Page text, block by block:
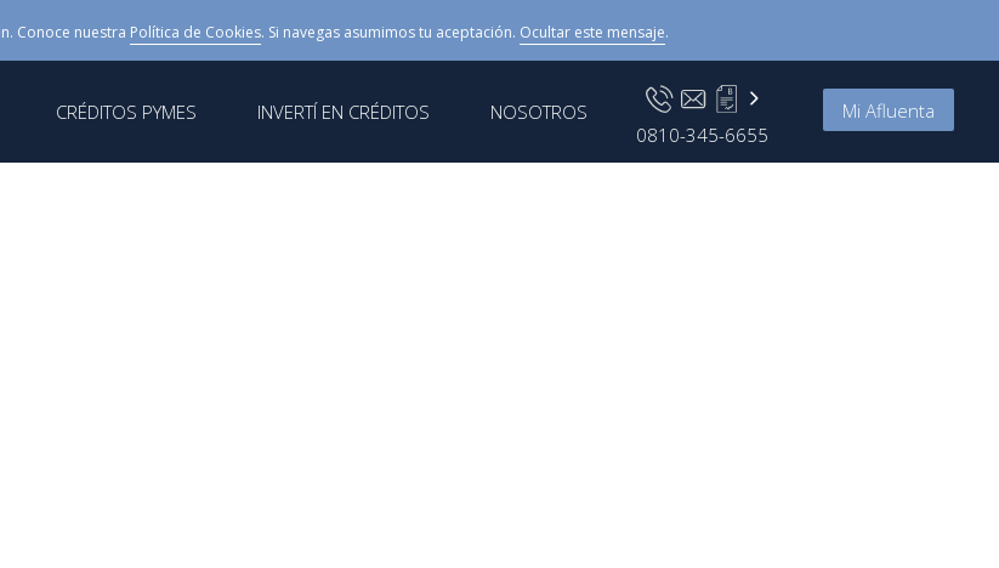
Conoce nuestra Política de Cookies. Si navegas asumimos tu aceptación. Ocultar este mensaje.
CRÉDITOS PYMES INVERTÍ EN CRÉDITOS
NOSOTROS
0810-345-6655
Mi Afluenta